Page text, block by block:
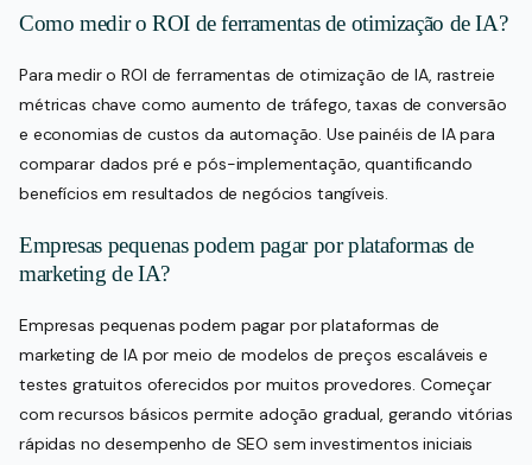
Como medir o ROI de ferramentas de otimização de IA?
Para medir o ROI de ferramentas de otimização de IA, rastreie
métricas chave como aumento de tráfego, taxas de conversão
e economias de custos da automação. Use painéis de IA para
comparar dados pré e pós-implementação, quantificando
benefícios em resultados de negócios tangíveis.
Empresas pequenas podem pagar por plataformas de
marketing de IA?
Empresas pequenas podem pagar por plataformas de
marketing de IA por meio de modelos de preços escaláveis e
testes gratuitos oferecidos por muitos provedores. Começar
com recursos básicos permite adoção gradual, gerando vitórias
rápidas no desempenho de SEO sem investimentos iniciais